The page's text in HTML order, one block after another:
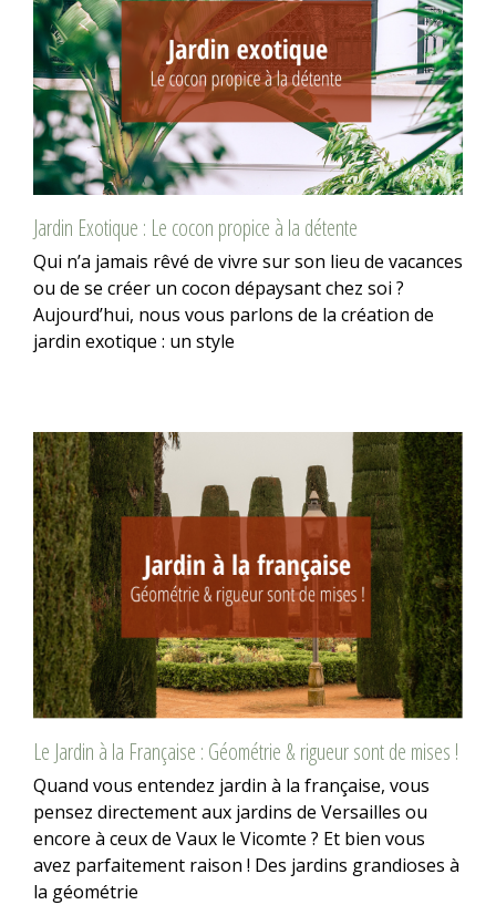
Jardin Exotique : Le cocon propice à la détente
Qui n’a jamais rêvé de vivre sur son lieu de vacances
ou de se créer un cocon dépaysant chez soi ?
Aujourd’hui, nous vous parlons de la création de
jardin exotique : un style
Le Jardin à la Française : Géométrie & rigueur sont de mises !
Quand vous entendez jardin à la française, vous
pensez directement aux jardins de Versailles ou
encore à ceux de Vaux le Vicomte ? Et bien vous
avez parfaitement raison ! Des jardins grandioses à
la géométrie